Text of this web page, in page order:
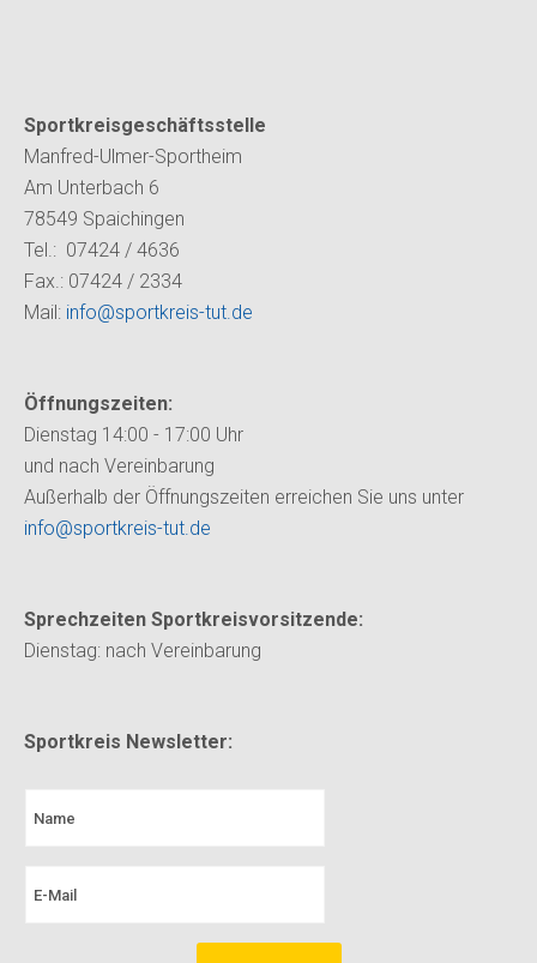
Sportkreisgeschäftsstelle
Manfred-Ulmer-Sportheim
Am Unterbach 6
78549 Spaichingen
Tel.: 07424 / 4636
Fax.: 07424 / 2334
Mail: info@sportkreis-tut.de
Öffnungszeiten:
Dienstag 14:00 - 17:00 Uhr
und nach Vereinbarung
Außerhalb der Öffnungszeiten erreichen Sie uns unter
info@sportkreis-tut.de
Sprechzeiten Sportkreisvorsitzende:
Dienstag: nach Vereinbarung
Sportkreis Newsletter: